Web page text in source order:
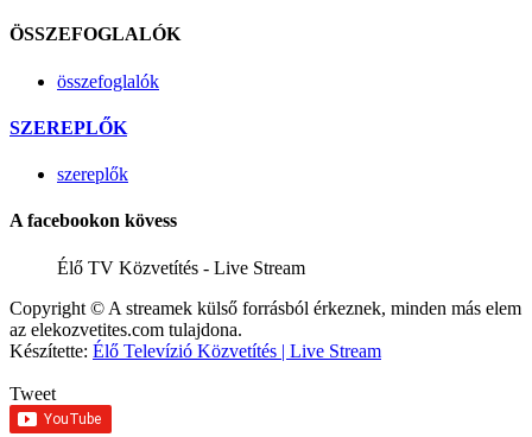
ÖSSZEFOGLALÓK
összefoglalók
SZEREPLŐK
szereplők
A facebookon kövess
Élő TV Közvetítés - Live Stream
Copyright © A streamek külső forrásból érkeznek, minden más elem
az elekozvetites.com tulajdona.
Készítette: Élő Televízió Közvetítés | Live Stream
Tweet